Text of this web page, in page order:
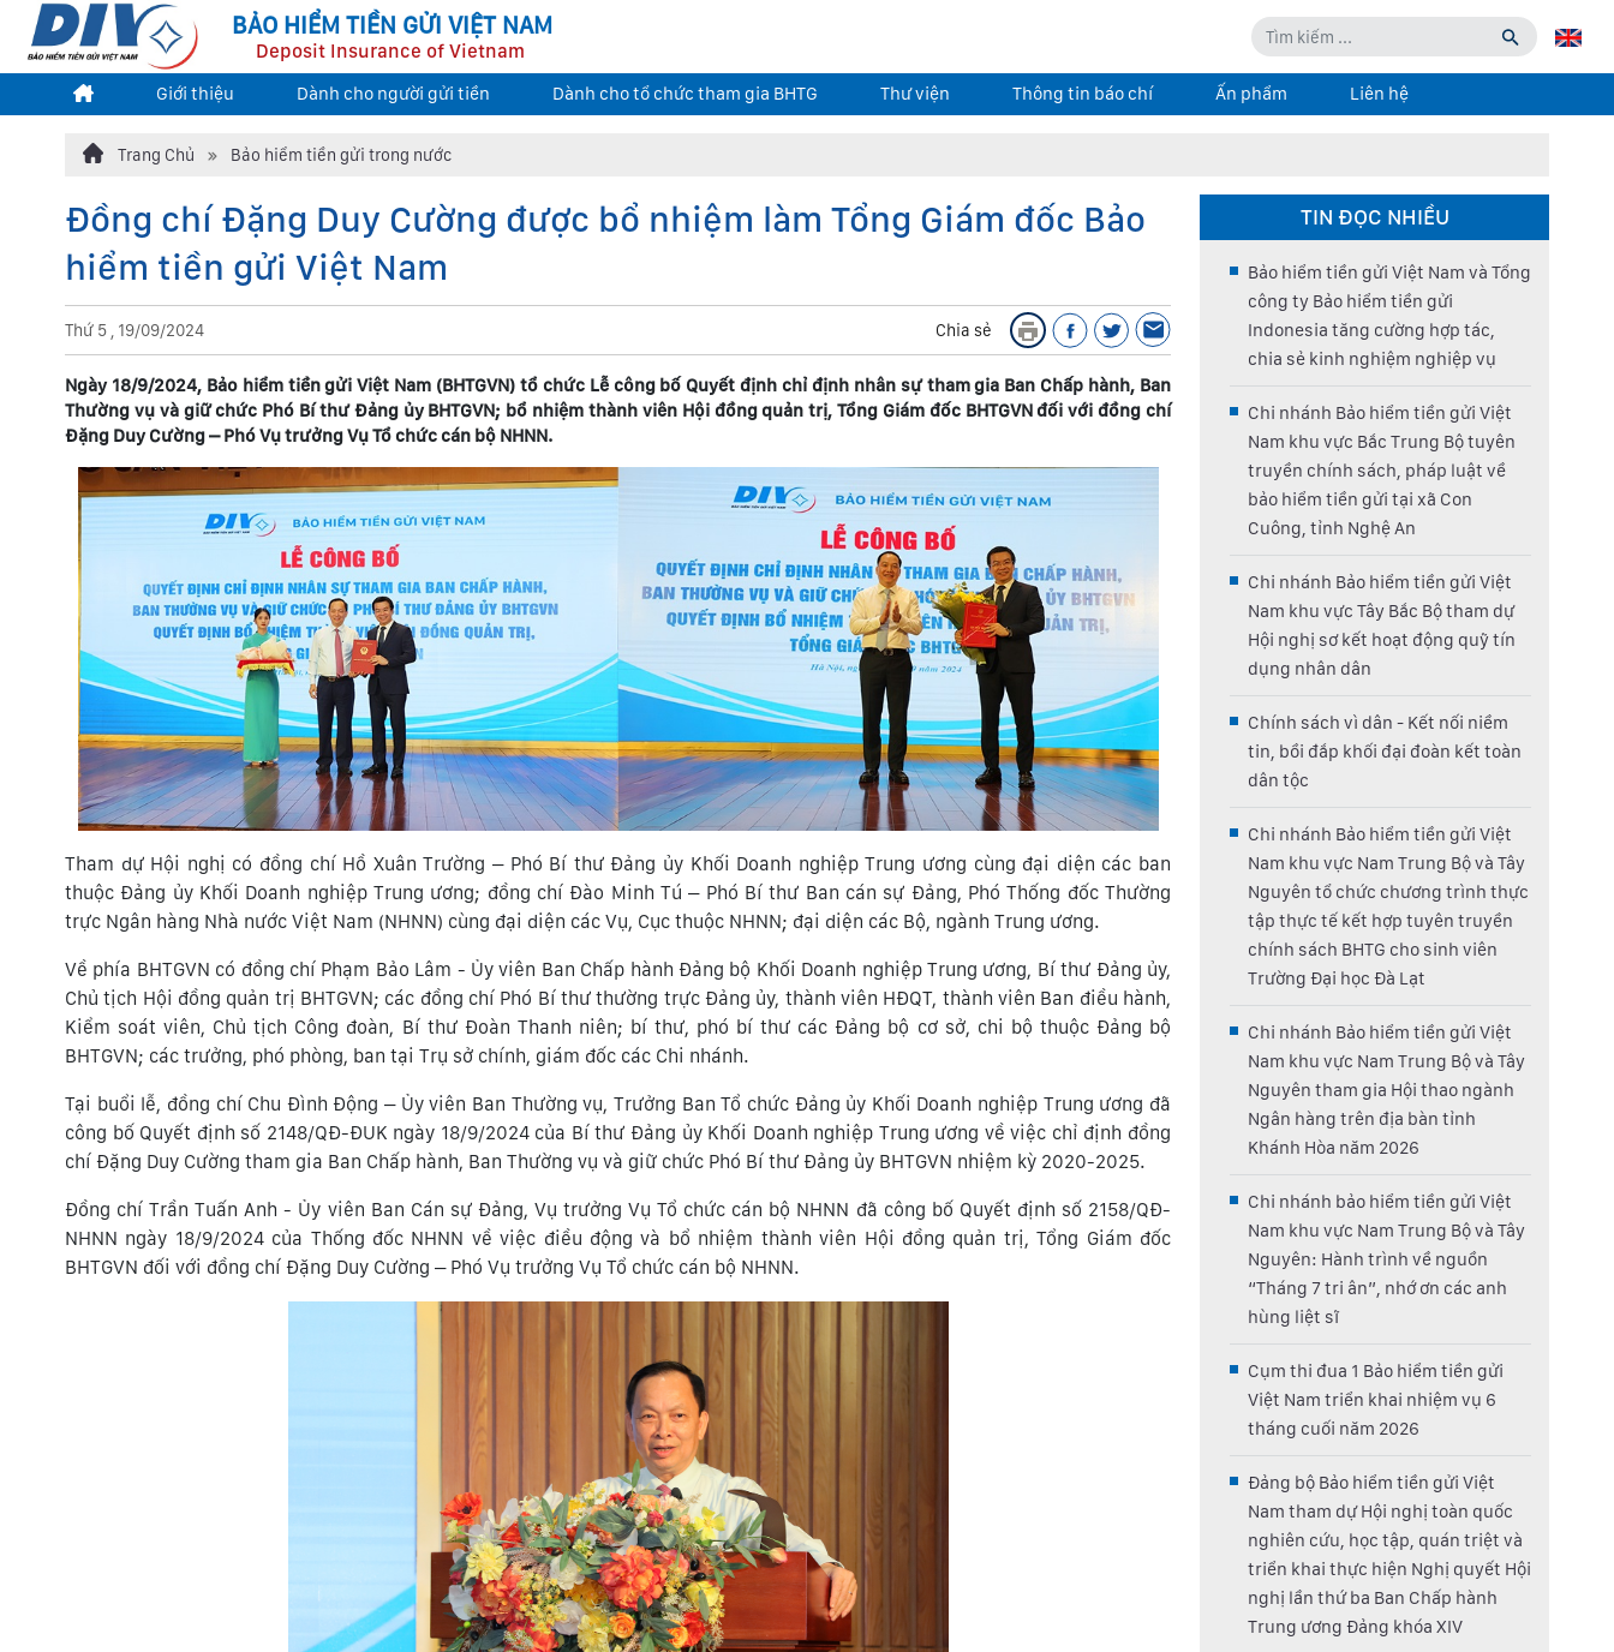
BẢO HIỂM TIỀN GỬI VIỆT NAM
Deposit Insurance of Vietnam
Giới thiệu Dành cho người gửi tiền Dành cho tổ chức tham gia BHTG Thư viện Thông tin báo chí Ấn phẩm Liên hệ
Trang Chủ Bảo hiểm tiền gửi trong nước
Đồng chí Đặng Duy Cường được bổ nhiệm làm Tổng Giám đốc Bảo
hiểm tiền gửi Việt Nam
Thứ 5 , 19/09/2024 Chia sẻ
Ngày 18/9/2024, Bảo hiểm tiền gửi Việt Nam (BHTGVN) tổ chức Lễ công bố Quyết định chỉ định nhân sự tham gia Ban Chấp hành, Ban
Thường vụ và giữ chức Phó Bí thư Đảng ủy BHTGVN; bổ nhiệm thành viên Hội đồng quản trị, Tổng Giám đốc BHTGVN đối với đồng chí
Đặng Duy Cường – Phó Vụ trưởng Vụ Tổ chức cán bộ NHNN.
Tham dự Hội nghị có đồng chí Hồ Xuân Trường – Phó Bí thư Đảng ủy Khối Doanh nghiệp Trung ương cùng đại diện các ban
thuộc Đảng ủy Khối Doanh nghiệp Trung ương; đồng chí Đào Minh Tú – Phó Bí thư Ban cán sự Đảng, Phó Thống đốc Thường
trực Ngân hàng Nhà nước Việt Nam (NHNN) cùng đại diện các Vụ, Cục thuộc NHNN; đại diện các Bộ, ngành Trung ương.
Về phía BHTGVN có đồng chí Phạm Bảo Lâm - Ủy viên Ban Chấp hành Đảng bộ Khối Doanh nghiệp Trung ương, Bí thư Đảng ủy,
Chủ tịch Hội đồng quản trị BHTGVN; các đồng chí Phó Bí thư thường trực Đảng ủy, thành viên HĐQT, thành viên Ban điều hành,
Kiểm soát viên, Chủ tịch Công đoàn, Bí thư Đoàn Thanh niên; bí thư, phó bí thư các Đảng bộ cơ sở, chi bộ thuộc Đảng bộ
BHTGVN; các trưởng, phó phòng, ban tại Trụ sở chính, giám đốc các Chi nhánh.
Tại buổi lễ, đồng chí Chu Đình Động – Ủy viên Ban Thường vụ, Trưởng Ban Tổ chức Đảng ủy Khối Doanh nghiệp Trung ương đã
công bố Quyết định số 2148/QĐ-ĐUK ngày 18/9/2024 của Bí thư Đảng ủy Khối Doanh nghiệp Trung ương về việc chỉ định đồng
chí Đặng Duy Cường tham gia Ban Chấp hành, Ban Thường vụ và giữ chức Phó Bí thư Đảng ủy BHTGVN nhiệm kỳ 2020-2025.
Đồng chí Trần Tuấn Anh - Ủy viên Ban Cán sự Đảng, Vụ trưởng Vụ Tổ chức cán bộ NHNN đã công bố Quyết định số 2158/QĐ-
NHNN ngày 18/9/2024 của Thống đốc NHNN về việc điều động và bổ nhiệm thành viên Hội đồng quản trị, Tổng Giám đốc
BHTGVN đối với đồng chí Đặng Duy Cường – Phó Vụ trưởng Vụ Tổ chức cán bộ NHNN.
TIN ĐỌC NHIỀU
Bảo hiểm tiền gửi Việt Nam và Tổng
công ty Bảo hiểm tiền gửi
Indonesia tăng cường hợp tác,
chia sẻ kinh nghiệm nghiệp vụ
Chi nhánh Bảo hiểm tiền gửi Việt
Nam khu vực Bắc Trung Bộ tuyên
truyền chính sách, pháp luật về
bảo hiểm tiền gửi tại xã Con
Cuông, tỉnh Nghệ An
Chi nhánh Bảo hiểm tiền gửi Việt
Nam khu vực Tây Bắc Bộ tham dự
Hội nghị sơ kết hoạt động quỹ tín
dụng nhân dân
Chính sách vì dân - Kết nối niềm
tin, bồi đắp khối đại đoàn kết toàn
dân tộc
Chi nhánh Bảo hiểm tiền gửi Việt
Nam khu vực Nam Trung Bộ và Tây
Nguyên tổ chức chương trình thực
tập thực tế kết hợp tuyên truyền
chính sách BHTG cho sinh viên
Trường Đại học Đà Lạt
Chi nhánh Bảo hiểm tiền gửi Việt
Nam khu vực Nam Trung Bộ và Tây
Nguyên tham gia Hội thao ngành
Ngân hàng trên địa bàn tỉnh
Khánh Hòa năm 2026
Chi nhánh bảo hiểm tiền gửi Việt
Nam khu vực Nam Trung Bộ và Tây
Nguyên: Hành trình về nguồn
“Tháng 7 tri ân”, nhớ ơn các anh
hùng liệt sĩ
Cụm thi đua 1 Bảo hiểm tiền gửi
Việt Nam triển khai nhiệm vụ 6
tháng cuối năm 2026
Đảng bộ Bảo hiểm tiền gửi Việt
Nam tham dự Hội nghị toàn quốc
nghiên cứu, học tập, quán triệt và
triển khai thực hiện Nghị quyết Hội
nghị lần thứ ba Ban Chấp hành
Trung ương Đảng khóa XIV